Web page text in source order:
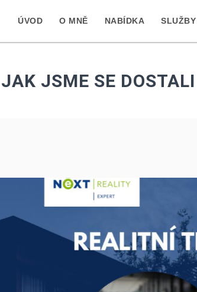
ÚVOD O MNĚ NABÍDKA SLUŽBY
JAK JSME SE